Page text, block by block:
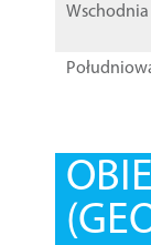
Wschodnia